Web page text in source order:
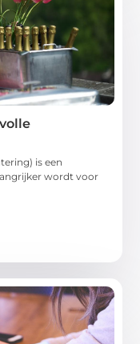
is een
wordt voor